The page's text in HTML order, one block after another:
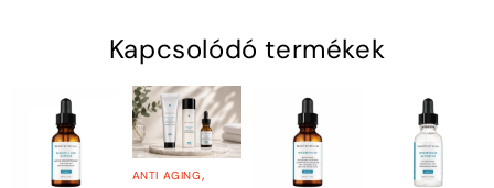
Kapcsolódó termékek
ANTI AGING,